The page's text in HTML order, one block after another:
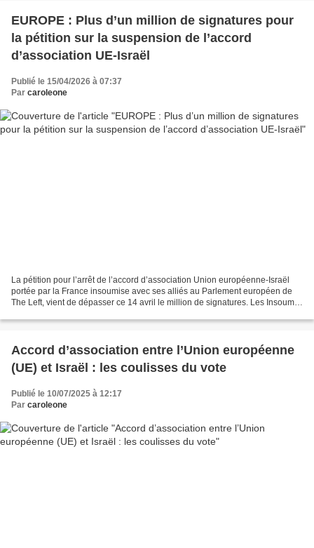
EUROPE : Plus d’un million de signatures pour
la pétition sur la suspension de l’accord
d’association UE-Israël
Publié le 15/04/2026 à 07:37
Par caroleone
La pétition pour l’arrêt de l’accord d’association Union européenne-Israël
portée par la France insoumise avec ses alliés au Parlement européen de
The Left, vient de dépasser ce 14 avril le million de signatures. Les Insoumis
Accord d’association entre l’Union européenne
(UE) et Israël : les coulisses du vote
Publié le 10/07/2025 à 12:17
Par caroleone